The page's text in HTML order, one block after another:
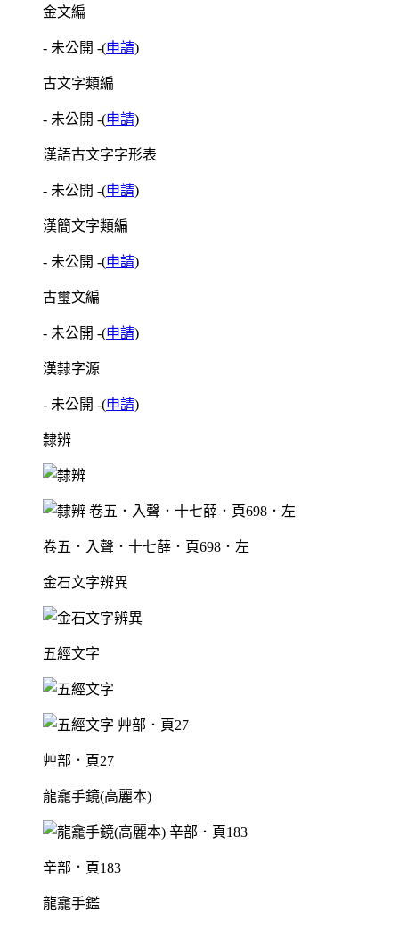
金文編
- 未公開 -(申請)
古文字類編
- 未公開 -(申請)
漢語古文字字形表
- 未公開 -(申請)
漢簡文字類編
- 未公開 -(申請)
古璽文編
- 未公開 -(申請)
漢隸字源
- 未公開 -(申請)
隸辨
卷五．入聲．十七薛．頁698．左
金石文字辨異
五經文字
艸部．頁27
龍龕手鏡(高麗本)
辛部．頁183
龍龕手鑑